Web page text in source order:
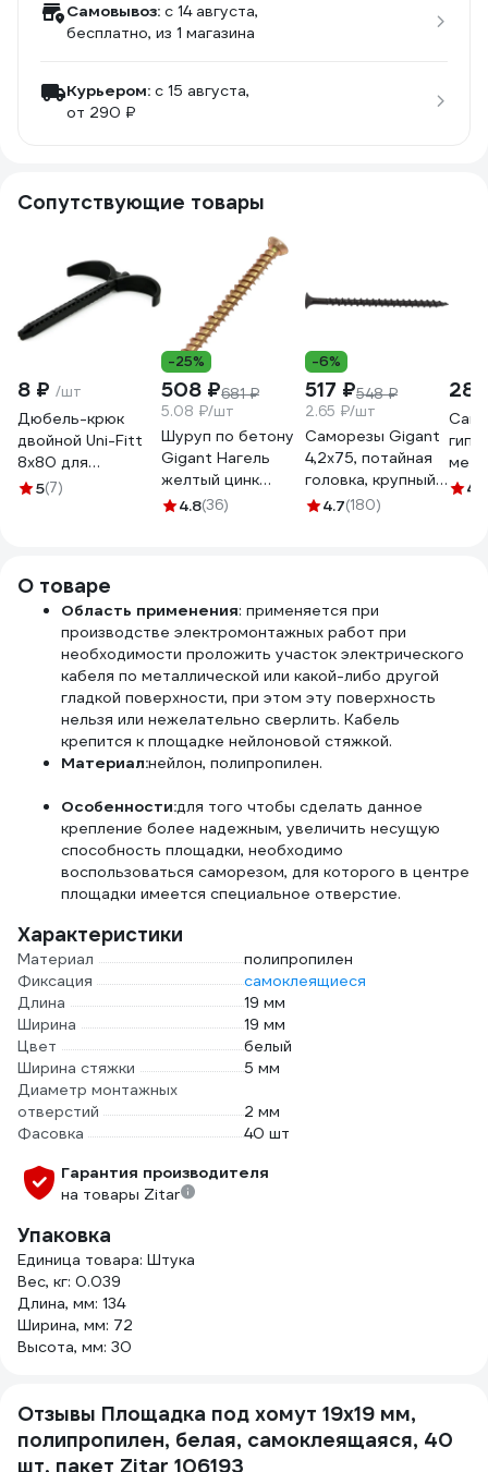
Самовывоз: c 14 августа,
бесплатно, из 1 магазина
Курьером: c 15 августа,
от 290 ₽
Сопутствующие товары
8 ₽ /шт
Дюбель-крюк
двойной Uni-Fitt
8x80 для
фиксации труб
5(7)
-25%
508 ₽681 ₽
5.08 ₽/шт
Шуруп по бетону
Gigant Нагель
желтый цинк
7,5x72 100 шт
4.8(36)
-6%
517 ₽548 ₽
2.65 ₽/шт
Саморезы Gigant
4,2x75, потайная
головка, крупный
шаг,4.7(180)
4.9
О товаре
Область применения: применяется при
производстве электромонтажных работ при
необходимости проложить участок электрического
кабеля по металлической или какой-либо другой
гладкой поверхности, при этом эту поверхность
нельзя или нежелательно сверлить. Кабель
крепится к площадке нейлоновой стяжкой.
Материал:нейлон, полипропилен.
Особенности:для того чтобы сделать данное
крепление более надежным, увеличить несущую
способность площадки, необходимо
воспользоваться саморезом, для которого в центре
площадки имеется специальное отверстие.
Характеристики
Материал
полипропилен
Фиксация
самоклеящиеся
Длина
19 мм
Ширина
19 мм
Цвет
белый
Ширина стяжки
5 мм
Диаметр монтажных
отверстий
2 мм
Фасовка
40 шт
Гарантия производителя
на товары Zitar
Упаковка
Единица товара: Штука
Вес, кг: 0.039
Длина, мм: 134
Ширина, мм: 72
Высота, мм: 30
Отзывы Площадка под хомут 19x19 мм,
полипропилен, белая, самоклеящаяся, 40
шт, пакет Zitar 106193